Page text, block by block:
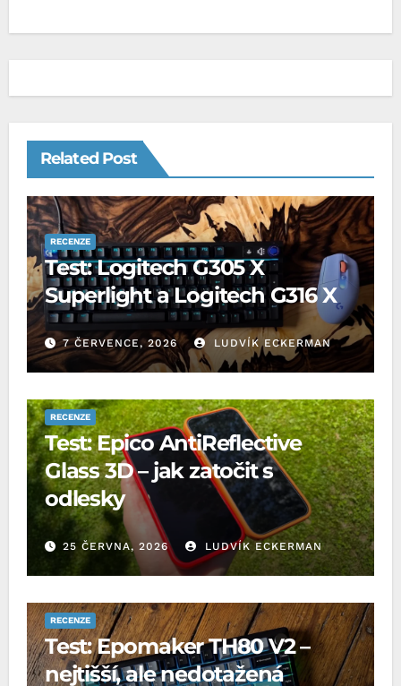
Related Post
RECENZE
Test: Logitech G305 X
Superlight a Logitech G316 X
7 ČERVENCE, 2026 LUDVÍK ECKERMAN
RECENZE
Test: Epico AntiReflective
Glass 3D – jak zatočit s
odlesky
25 ČERVNA, 2026 LUDVÍK ECKERMAN
RECENZE
Test: Epomaker TH80 V2 –
nejtišší, ale nedotažená